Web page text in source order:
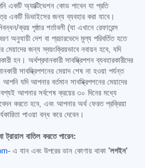
অ্যাক্টিভেশন কোড পাবেন যা প্রতি
একটি ডিভাইসের জন্য ব্যবহার করা যাবে।
ক্রয় পৃষ্ঠার শর্তাবলী (যা এখানে রেফারেন্স
অনুযায়ী দেশ বা প্রচারভেদে মূল্য পরিবর্তিত হতে
মেয়াদের জন্য স্বয়ংক্রিয়ভাবে নবায়ন হবে, যদি
হন। অর্থপ্রদানকারী সাবস্ক্রিপশন ব্যবহারকারীদের
সাবস্ক্রিপশনের মেয়াদ শেষ না হওয়া পর্যন্ত
যদি আপনার বর্তমান সাবস্ক্রিপশনের মেয়াদের
আপনার সর্বশেষ ক্রয়ের ৩০ দিনের মধ্যে
করতে হবে, এবং আপনার অর্থ ফেরত প্রক্রিয়া
পাওয়া বন্ধ করে দেবেন।
ট্রায়াল বাতিল করতে পারেন:
এ যান এবং উপরের ডান কোণায় থাকা 'লগইন'